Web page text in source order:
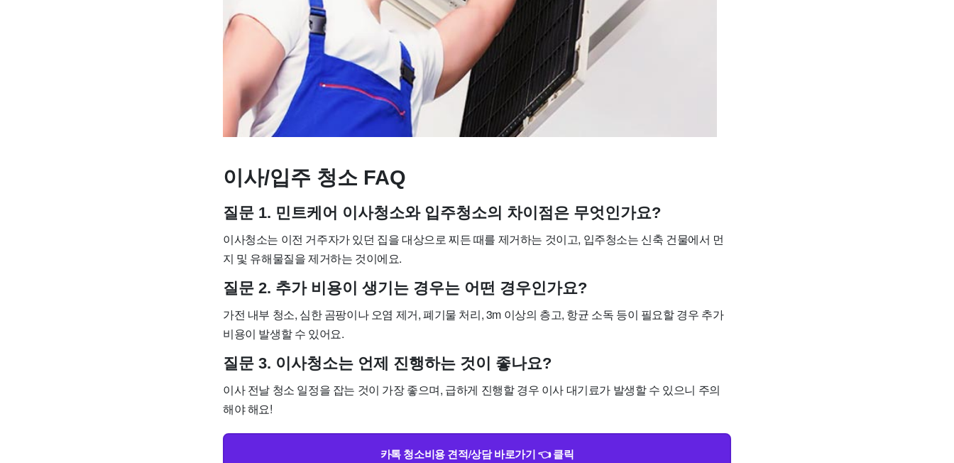
이사/입주 청소 FAQ
질문 1. 민트케어 이사청소와 입주청소의 차이점은 무엇인가요?
이사청소는 이전 거주자가 있던 집을 대상으로 찌든 때를 제거하는 것이고, 입주청소는 신축 건물에서 먼
지 및 유해물질을 제거하는 것이에요.
질문 2. 추가 비용이 생기는 경우는 어떤 경우인가요?
가전 내부 청소, 심한 곰팡이나 오염 제거, 폐기물 처리, 3m 이상의 층고, 항균 소독 등이 필요할 경우 추가
비용이 발생할 수 있어요.
질문 3. 이사청소는 언제 진행하는 것이 좋나요?
이사 전날 청소 일정을 잡는 것이 가장 좋으며, 급하게 진행할 경우 이사 대기료가 발생할 수 있으니 주의
해야 해요!
카톡 청소비용 견적/상담 바로가기 👈 클릭